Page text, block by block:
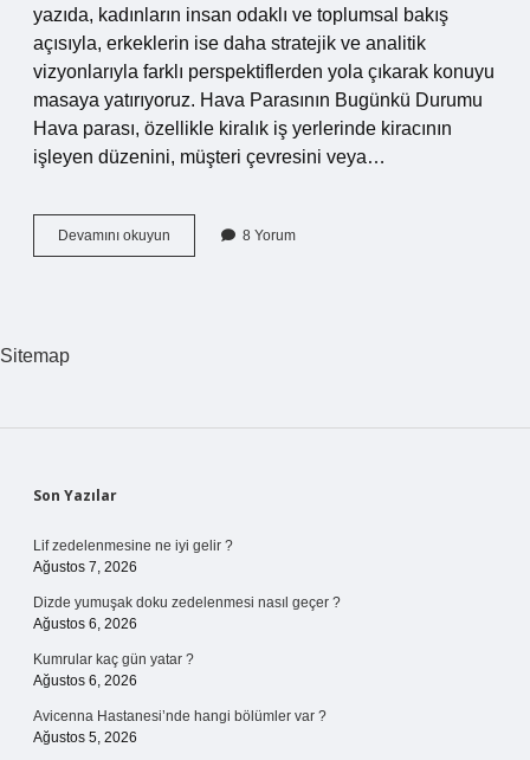
yazıda, kadınların insan odaklı ve toplumsal bakış
açısıyla, erkeklerin ise daha stratejik ve analitik
vizyonlarıyla farklı perspektiflerden yola çıkarak konuyu
masaya yatırıyoruz. Hava Parasının Bugünkü Durumu
Hava parası, özellikle kiralık iş yerlerinde kiracının
işleyen düzenini, müşteri çevresini veya…
Devamını okuyun
parası
8 Yorum
Sitemap
Sidebar
Son Yazılar
Lif zedelenmesine ne iyi gelir ?
Ağustos 7, 2026
Dizde yumuşak doku zedelenmesi nasıl geçer ?
Ağustos 6, 2026
Kumrular kaç gün yatar ?
Ağustos 6, 2026
Avicenna Hastanesi’nde hangi bölümler var ?
Ağustos 5, 2026